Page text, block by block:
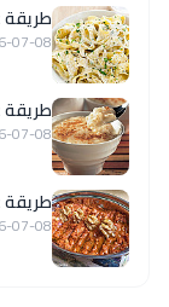
07-08
طريقة
07-08
طريقة
07-08